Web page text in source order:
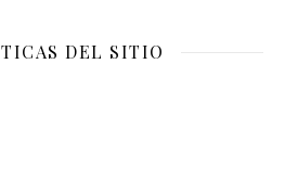
DEL SITIO